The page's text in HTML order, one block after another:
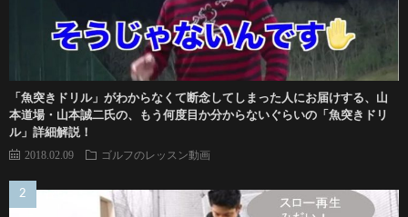
「魚突きドリル」がわからなくて断念してしまった人にお届けする、山
本道場・山本誠二氏の、もう何度目か分からないぐらいの「魚突きドリ
ル」詳細解説！
2018.02.09 ゴルフのレッスン動画